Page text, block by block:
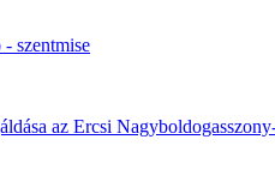
szentmise
az Ercsi